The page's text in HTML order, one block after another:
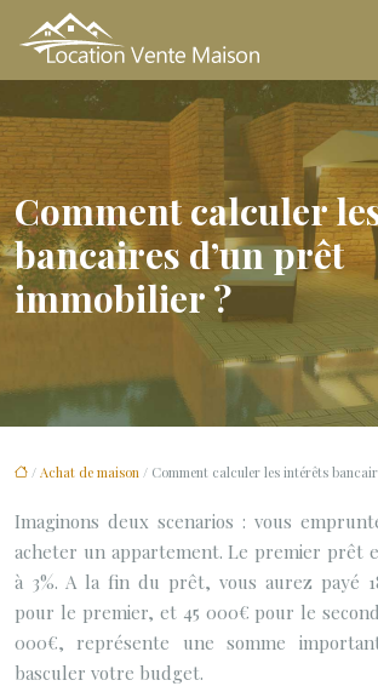
Comment calculer
bancaires d’un prêt
immobilier ?
/ Achat de maison / Comment calculer les intérêts
Imaginons deux scenarios : vous
acheter un appartement. Le premier prêt
à 3%. A la fin du prêt, vous aurez payé
pour le premier, et 45 000€ pour le
000€, représente une somme
basculer votre budget.